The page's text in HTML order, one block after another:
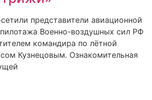
представители авиационной
Военно-воздушных сил РФ
командира по лётной
Кузнецовым. Ознакомительная